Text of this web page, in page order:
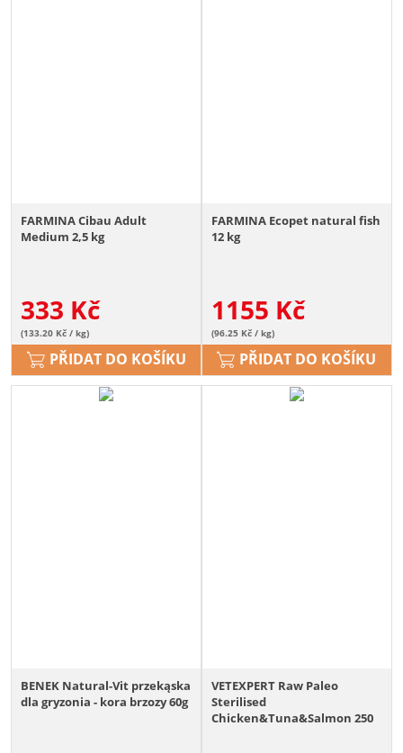
FARMINA Cibau Adult
Medium 2,5 kg
333 Kč
(133.20 Kč / kg)
PŘIDAT DO KOŠÍKU
FARMINA Ecopet natural fish
12 kg
1155 Kč
(96.25 Kč / kg)
PŘIDAT DO KOŠÍKU
BENEK Natural-Vit przekąska
dla gryzonia - kora brzozy 60g
VETEXPERT Raw Paleo
Sterilised
Chicken&Tuna&Salmon 250